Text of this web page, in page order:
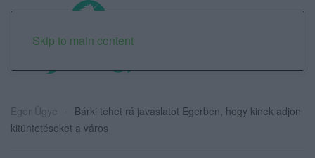
Skip to main content
Eger Ügye
Bárki tehet rá javaslatot Egerben, hogy kinek adjon
kitüntetéseket a város